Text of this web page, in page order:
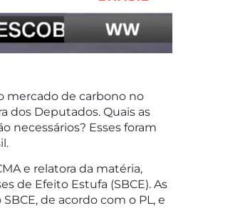
mercado de carbono no
dos Deputados. Quais as
necessários? Esses foram
e relatora da matéria,
de Efeito Estufa (SBCE). As
de acordo com o PL, e